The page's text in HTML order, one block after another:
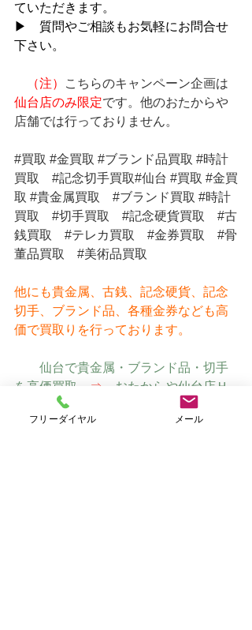
ていただきます。
▶　質問やご相談もお気軽にお問合せ
下さい。
（注）
こちらのキャンペーン企画は
仙台店のみ限定です。他のおたからや
店舗では行っておりません。
#買取 #金買取 #ブランド品買取 #時計
買取
#記念切手買取#仙台 #買取 #金買
取 #貴金属買取 #ブランド買取 #時計
買取
#切手買取 #記念硬貨買取
#古
銭買取
#テレカ買取 #金券買取
#骨
董品買取
#美術品買取
他にも貴金属、古銭、記念硬貨、記念
切手、ブランド品、各種金券なども高
価で買取りを行っております。
仙台で貴金属・ブランド品・切手
を高価買取
⇒ おたからや仙台店Ｈ
Ｐ（オリジナルサイト）
フリーダイヤル メール